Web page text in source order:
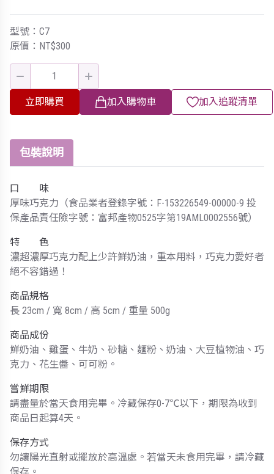
型號：C7
原價：NT$300
立即購買 加入購物車 加入追蹤清單
包裝說明
口 味
厚味巧克力（食品業者登錄字號：F-153226549-00000-9 投
保產品責任險字號：富邦產物0525字第19AML0002556號）
特 色
濃超濃厚巧克力配上少許鮮奶油，重本用料，巧克力愛好者
絕不容錯過！
商品規格
長 23cm / 寬 8cm / 高 5cm / 重量 500g
商品成份
鮮奶油、雞蛋、牛奶、砂糖、麵粉、奶油、大豆植物油、巧
克力、花生醬、可可粉。
嘗鮮期限
請盡量於當天食用完畢。冷藏保存0-7℃以下，期限為收到
商品日起算4天。
保存方式
勿讓陽光直射或擺放於高溫處。若當天未食用完畢，請冷藏